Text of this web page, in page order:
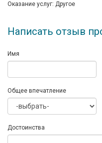
Оказание услуг: Другое
Написать отзыв
Имя
Общее впечатление
Достоинства